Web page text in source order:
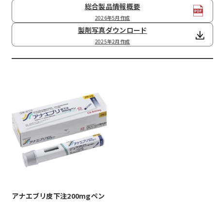
総合製品情報概要
2026年5月作成
製剤写真ダウンロード
2025年2月作成
アナエブリ皮下注200mgペン